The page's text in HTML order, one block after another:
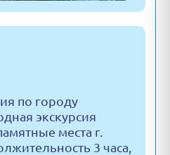
по городу
экскурсия
места г.
3 часа,